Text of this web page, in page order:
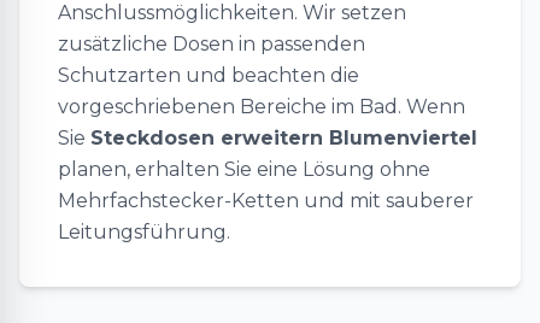
Anschlussmöglichkeiten. Wir setzen
zusätzliche Dosen in passenden
Schutzarten und beachten die
vorgeschriebenen Bereiche im Bad. Wenn
Sie Steckdosen erweitern Blumenviertel
planen, erhalten Sie eine Lösung ohne
Mehrfachstecker-Ketten und mit sauberer
Leitungsführung.